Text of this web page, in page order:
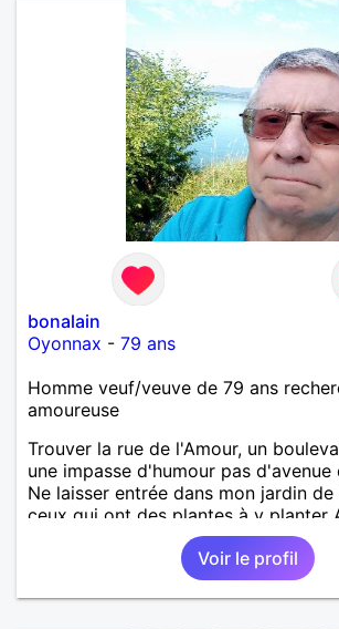
bonalain
Oyonnax - 79 ans
Homme veuf/veuve de 79 ans
amoureuse
Trouver la rue de l'Amour, un
une impasse d'humour pas d'avenue
Ne laisser entrée dans mon jardin
ceux qui ont des plantes à y planter
Voir le profil